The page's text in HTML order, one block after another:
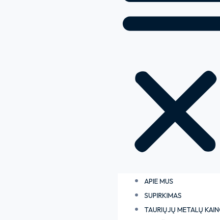
APIE MUS
SUPIRKIMAS
TAURIŲJŲ METALŲ